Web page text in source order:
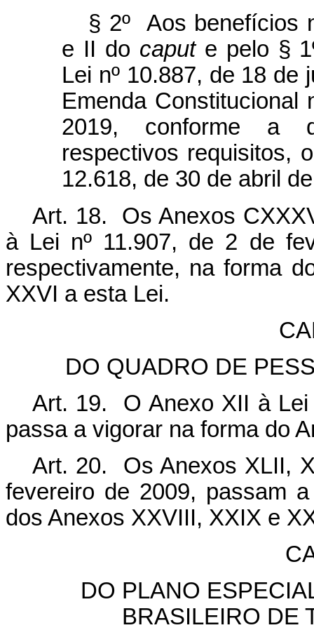
§ 2º Aos benefícios
e II do capute pelo §
Lei nº 10.887, de 18 de
Emenda Constitucional
2019, conforme a
respectivos requisitos,
12.618, de 30 de abril
Art. 18. Os Anexos
à Lei nº 11.907, de 2 de
respectivamente, na forma
XXVI a esta Lei.
DO QUADRO DE
Art. 19. O Anexo XII à Lei
passa a vigorar na forma do
Art. 20. Os Anexos XLII,
fevereiro de 2009, passam
dos Anexos XXVIII, XXIX e
DO PLANO
BRASILEIRO DE